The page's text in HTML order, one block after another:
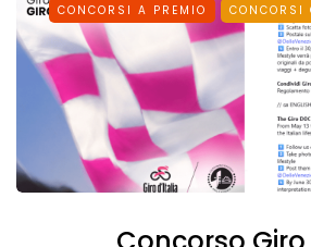
CONCORSI A PREMIO CONCORSI